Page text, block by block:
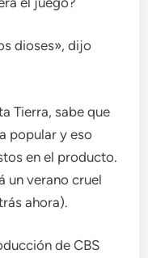
dioses», dijo
Tierra, sabe que
popular y eso
en el producto.
un verano cruel
ahora).
de CBS